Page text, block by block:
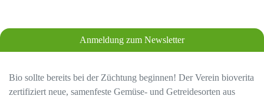
Anmeldung zum Newsletter
Bio sollte bereits bei der Züchtung beginnen! Der Verein bioverita
zertifiziert neue, samenfeste Gemüse- und Getreidesorten aus